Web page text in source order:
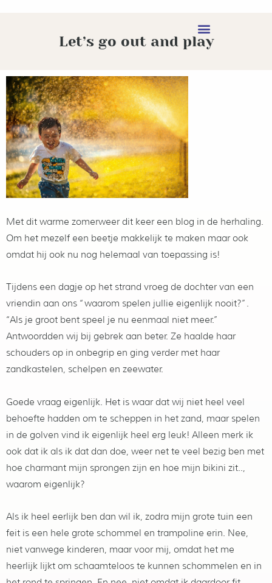
Let’s go out and play
Met dit warme zomerweer dit keer een blog in de herhaling.
Om het mezelf een beetje makkelijk te maken maar ook
omdat hij ook nu nog helemaal van toepassing is!
Tijdens een dagje op het strand vroeg de dochter van een
vriendin aan ons “waarom spelen jullie eigenlijk nooit?”.
“Als je groot bent speel je nu eenmaal niet meer.”
Antwoordden wij bij gebrek aan beter. Ze haalde haar
schouders op in onbegrip en ging verder met haar
zandkastelen, schelpen en zeewater.
Goede vraag eigenlijk. Het is waar dat wij niet heel veel
behoefte hadden om te scheppen in het zand, maar spelen
in de golven vind ik eigenlijk heel erg leuk! Alleen merk ik
ook dat ik als ik dat dan doe, weer net te veel bezig ben met
hoe charmant mijn sprongen zijn en hoe mijn bikini zit..,
waarom eigenlijk?
Als ik heel eerlijk ben dan wil ik, zodra mijn grote tuin een
feit is een hele grote schommel en trampoline erin. Nee,
niet vanwege kinderen, maar voor mij, omdat het me
heerlijk lijkt om schaamteloos te kunnen schommelen en in